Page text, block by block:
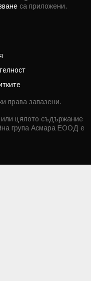
са приложени.
права запазени.
или цялото съдържание
група Асмара ЕООД е